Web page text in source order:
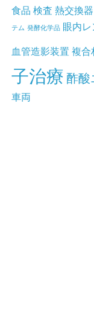
食品 検査 熱交換器
テム 発酵化学品 眼内
血管造影装置 複合
子治療 酢酸
車両